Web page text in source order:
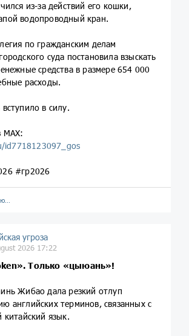
из-за действий его кошки,
водопроводный кран.
по гражданским делам
суда постановила взыскать
средства в размере 654 000
расходы.
в силу.
МАХ:
id7718123097_gos
#гр2026
угроза
2026 17:22
Только «цыюань»!
Жибао дала резкий отлуп
английских терминов, связанных с
язык.